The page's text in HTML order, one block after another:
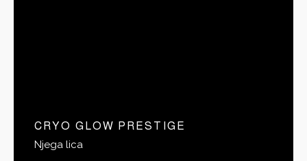
CRYO GLOW PRESTIGE
Njega lica